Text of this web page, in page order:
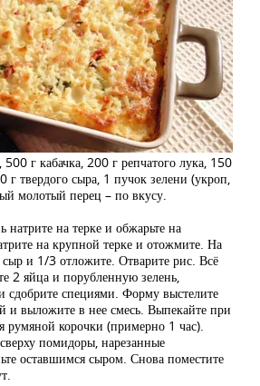
500 г кабачка, 200 г репчатого лука, 150
г твердого сыра, 1 пучок зелени (укроп,
молотый перец – по вкусу.
натрите на терке и обжарьте на
на крупной терке и отожмите. На
сыр и 1/3 отложите. Отварите рис. Всё
2 яйца и порубленную зелень,
сдобрите специями. Форму выстелите
и выложите в нее смесь. Выпекайте при
румяной корочки (примерно 1 час).
помидоры, нарезанные
оставшимся сыром. Снова поместите